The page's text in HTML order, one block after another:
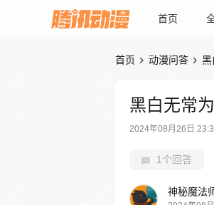
首页
首页  动漫问答  黑
黑白无常
2024年08月26日
1个回答
神秘魔法